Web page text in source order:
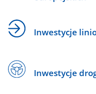
Inwestycje
Inwestycje